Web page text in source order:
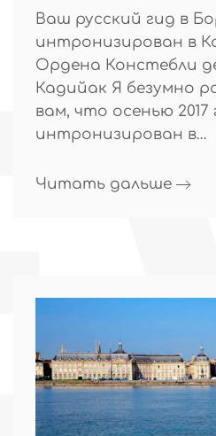
Ваш русский гид в
интронизирован в
Ордена Констебли
Кадийак Я безумно
вам, что осенью 2017
интронизирован в…
Читать дальше